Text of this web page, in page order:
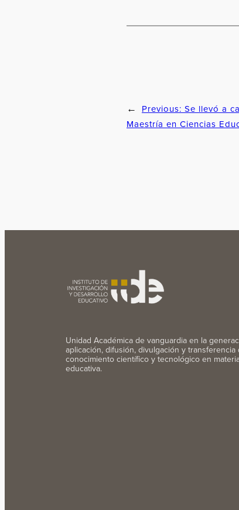
← Previous: Se llevó a
Maestría en Ciencias
Unidad Académica de vanguardia en la
aplicación, difusión, divulgación y transferencia
conocimiento científico y tecnológico en
educativa.